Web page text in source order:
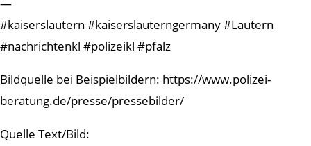
#kaiserslautern #kaiserslauterngermany #Lautern
#nachrichtenkl #polizeikl #pfalz
Bildquelle bei Beispielbildern: https://www.polizei-
beratung.de/presse/pressebilder/
Quelle Text/Bild: